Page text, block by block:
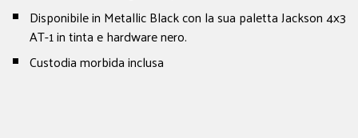
Disponibile in Metallic Black con la sua paletta Jackson 4x3
AT-1 in tinta e hardware nero.
Custodia morbida inclusa